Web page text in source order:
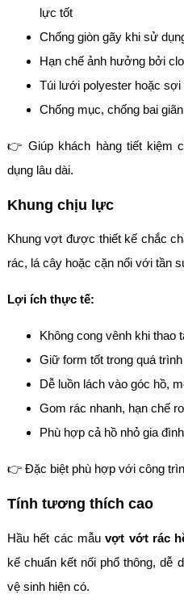
lực tốt
Chống giòn gãy khi sử
Hạn chế ảnh hưởng bởi
Túi lưới polyester hoặc
Chống mục, chống bai
👉 Giúp khách hàng tiết kiệm
dụng lâu dài.
Khung chịu lực
Khung vợt được thiết kế chắc
rác, lá cây hoặc cặn nổi với tần
Lợi ích thực tế:
Không cong vênh khi thao
Giữ form tốt trong quá
Dễ luồn lách vào góc hồ,
Gom rác nhanh, hạn chế
Phù hợp cả hồ nhỏ gia
👉 Đặc biệt phù hợp với công
Tính tương thích cao
Hầu hết các mẫuvợt vớt rác
kế chuẩn kết nối phổ thông, dễ
vệ sinh hiện có.